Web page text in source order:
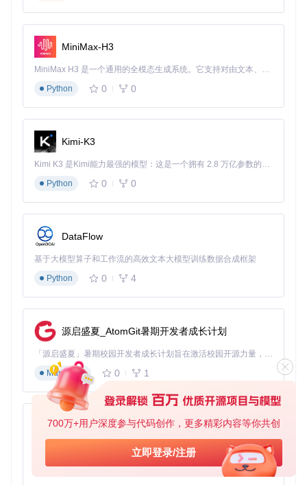
700万+用户深度参与代码创作，更多精彩内容等你共创
立即登录/注册
📦IPA安装操作在终端中执行安装命令：
# 基础安装命令
# 带调试日志的安装（排错用）
件路径
验证阶段：应用运行与功能确认
安装结果检查
首次启动时按住Control键点击应用，选择"打开"
功能验证要点
验证应用数据存储功能
实战优化与问题解决：从效率提升到故障排除
证书管理策略
企业证书：适合团队共享，支持多设备安装，但存在被Appl
个人签名：安全性更高，仅能在开发者账号添加的设备上使
MiniMax-H3
MiniMax H3 是一个通用的全模态生成系统。它支持对由文本、图像、视频和音频组成的多模态上下文进行统一理解，并能生成分辨率高达 2K、时长可达 15 秒的带原生立体声音频的视频。得益于面向任务泛化的系统设计，H3 在预训练阶段就已具备广泛的多模态上下文理解与生成能力，能够出色地执行复杂的多模态指令。
Python
0 0
Kimi-K3
Kimi K3 是Kimi能力最强的模型：这是一个拥有 2.8 万亿参数的混合专家（MoE）模型，具备原生视觉理解能力，并支持 100 万 token 的上下文窗口。
Python
0 0
DataFlow
基于大模型算子和工作流的高效文本大模型训练数据合成框架
Python
0 4
源启盛夏_AtomGit暑期开发者成长计划
「源启盛夏」暑期校园开发者成长计划旨在激活校园开源力量，通过积分激励、认证扶持、资源倾斜等形式，引导高校组织和开发者完成「入驻 — 建项目 — 做贡献 — 获认证 — 得资源」的完整闭环。无论你是想带领社团入驻平台的组织者，还是希望用代码贡献证明自己的开发者，都能在这里找到属于你的成长路径。
Markdown
0 1
py-xiaozhi
基于Python的Xiaozhi AI，适用于想要完整Xiaozhi体验而无需拥有专用硬件的用户。
Python
0 1